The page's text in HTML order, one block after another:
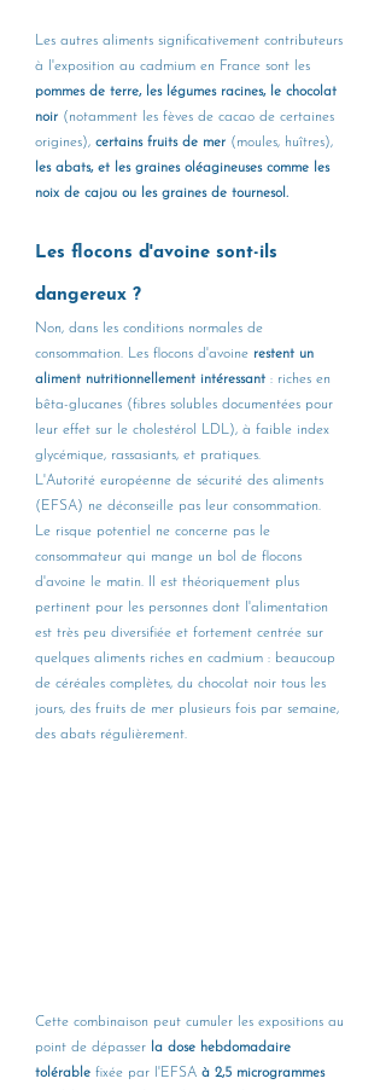
Les autres aliments significativement contributeurs
à l'exposition au cadmium en France sont les
pommes de terre, les légumes racines, le chocolat
noir (notamment les fèves de cacao de certaines
origines), certains fruits de mer (moules, huîtres),
les abats, et les graines oléagineuses comme les
noix de cajou ou les graines de tournesol.
Les flocons d'avoine sont-ils
dangereux ?
Non, dans les conditions normales de
consommation. Les flocons d'avoine restent un
aliment nutritionnellement intéressant : riches en
bêta-glucanes (fibres solubles documentées pour
leur effet sur le cholestérol LDL), à faible index
glycémique, rassasiants, et pratiques.
L'Autorité européenne de sécurité des aliments
(EFSA) ne déconseille pas leur consommation.
Le risque potentiel ne concerne pas le
consommateur qui mange un bol de flocons
d'avoine le matin. Il est théoriquement plus
pertinent pour les personnes dont l'alimentation
est très peu diversifiée et fortement centrée sur
quelques aliments riches en cadmium : beaucoup
de céréales complètes, du chocolat noir tous les
jours, des fruits de mer plusieurs fois par semaine,
des abats régulièrement.
Cette combinaison peut cumuler les expositions au
point de dépasser la dose hebdomadaire
tolérable fixée par l'EFSA à 2,5 microgrammes